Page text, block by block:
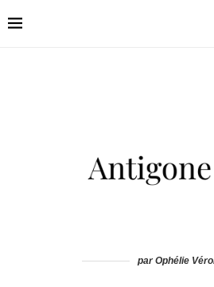
par Ophélie